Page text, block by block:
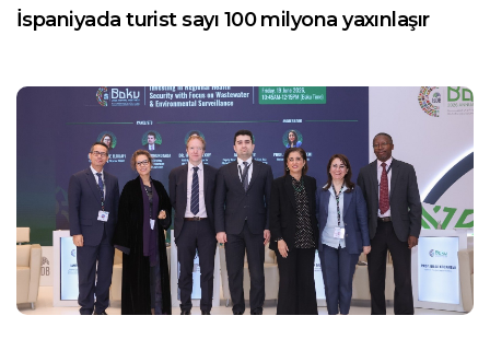
İspaniyada turist sayı 100 milyona yaxınlaşır